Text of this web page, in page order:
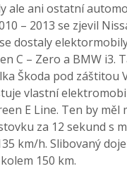
ale ani ostatní
– 2013 se zjevil
dostaly
C – Zero a BMW i3.
Škoda pod záštitou
vlastní
E Line. Ten by měl
za 12 sekund s
km/h. Slibovaný
150 km.